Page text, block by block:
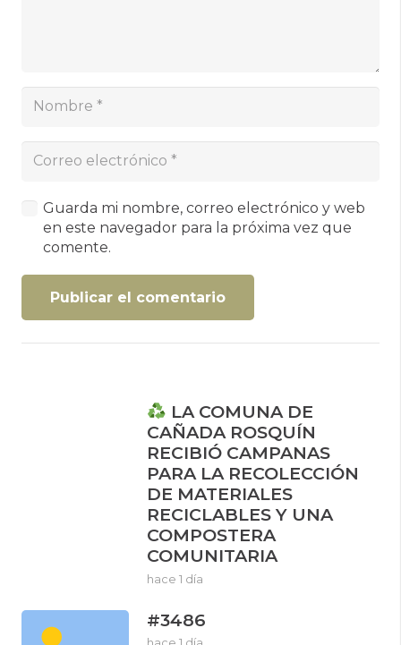
Guarda mi nombre, correo electrónico y web
en este navegador para la próxima vez que
comente.
Publicar el comentario
LA COMUNA DE
CAÑADA ROSQUÍN
RECIBIÓ CAMPANAS
PARA LA RECOLECCIÓN
DE MATERIALES
RECICLABLES Y UNA
COMPOSTERA
COMUNITARIA
hace 1 día
#3486